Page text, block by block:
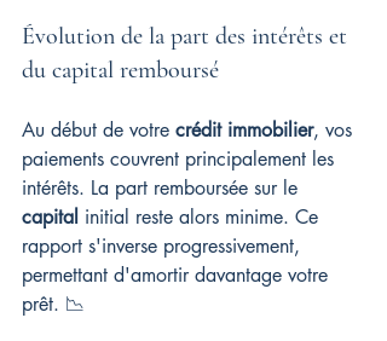
Évolution de la part des intérêts et
du capital remboursé
Au début de votre crédit immobilier, vos
paiements couvrent principalement les
intérêts. La part remboursée sur le
capital initial reste alors minime. Ce
rapport s'inverse progressivement,
permettant d'amortir davantage votre
prêt. 📉